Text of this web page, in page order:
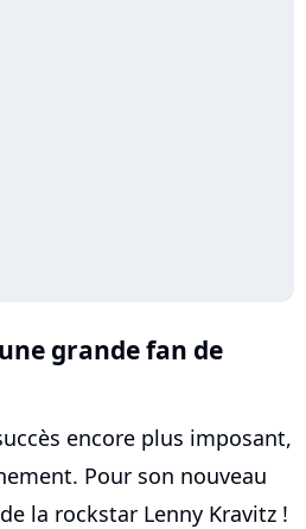
grande fan de
encore plus imposant,
Pour son nouveau
la rockstar Lenny Kravitz !